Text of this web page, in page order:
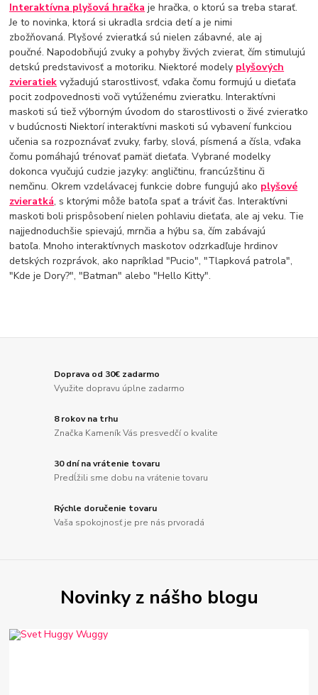
Interaktívna plyšová hračka je hračka, o ktorú sa treba starať.
Je to novinka, ktorá si ukradla srdcia detí a je nimi
zbožňovaná. Plyšové zvieratká sú nielen zábavné, ale aj
poučné. Napodobňujú zvuky a pohyby živých zvierat, čím stimulujú
detskú predstavivosť a motoriku. Niektoré modely plyšových
zvieratiek vyžadujú starostlivosť, vďaka čomu formujú u dieťaťa
pocit zodpovednosti voči vytúženému zvieratku. Interaktívni
maskoti sú tiež výborným úvodom do starostlivosti o živé zvieratko
v budúcnosti Niektorí interaktívni maskoti sú vybavení funkciou
učenia sa rozpoznávať zvuky, farby, slová, písmená a čísla, vďaka
čomu pomáhajú trénovať pamäť dieťaťa. Vybrané modelky
dokonca vyučujú cudzie jazyky: angličtinu, francúzštinu či
nemčinu. Okrem vzdelávacej funkcie dobre fungujú ako plyšové
zvieratká, s ktorými môže batoľa spať a tráviť čas. Interaktívni
maskoti boli prispôsobení nielen pohlaviu dieťaťa, ale aj veku. Tie
najjednoduchšie spievajú, mrnčia a hýbu sa, čím zabávajú
batoľa. Mnoho interaktívnych maskotov odzrkadľuje hrdinov
detských rozprávok, ako napríklad "Pucio", "Tlapková patrola",
"Kde je Dory?", "Batman" alebo "Hello Kitty".
Doprava od 30€ zadarmo
Využite dopravu úplne zadarmo
8 rokov na trhu
Značka Kameník Vás presvedčí o kvalite
30 dní na vrátenie tovaru
Predĺžili sme dobu na vrátenie tovaru
Rýchle doručenie tovaru
Vaša spokojnosť je pre nás prvoradá
Novinky z nášho blogu